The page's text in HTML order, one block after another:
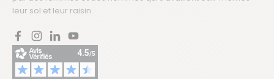
leur sol et leur raisin.
FacebookInstagram
LinkedInYouTube